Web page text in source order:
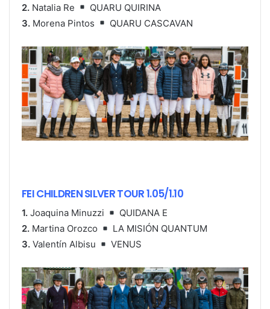
2. Natalia Re
QUARU QUIRINA
3. Morena Pintos QUARU CASCAVAN
FEI CHILDREN SILVER TOUR 1.05/1.10
1. Joaquina Minuzzi
QUIDANA E
2. Martina Orozco
LA MISIÓN QUANTUM
3. Valentín Albisu VENUS